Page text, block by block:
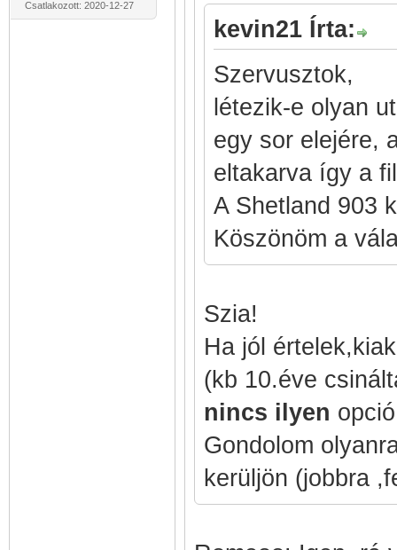
Csatlakozott: 2020-12-27
kevin21 Írta:
Szervusztok,
létezik-e olyan
egy sor elejére,
eltakarva így a
A Shetland 903
Köszönöm a
Szia!
Ha jól
(kb 10.éve
nincs ilyen
Gondolom
kerüljön (jobbra